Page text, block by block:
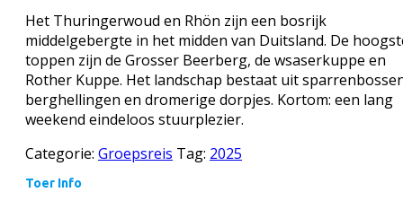
Het Thuringerwoud en Rhön zijn een bosrijk
middelgebergte in het midden van Duitsland. De
toppen zijn de Grosser Beerberg, de wsaserkuppe en
Rother Kuppe. Het landschap bestaat uit
berghellingen en dromerige dorpjes. Kortom: een lang
weekend eindeloos stuurplezier.
Categorie: Groepsreis Tag: 2025
Toer Info